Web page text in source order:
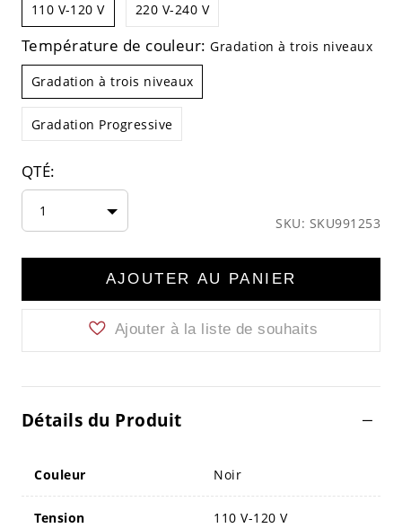
110 V-120 V 220 V-240 V
Température de couleur:Gradation à trois niveaux
Gradation à trois niveaux
Gradation Progressive
QTÉ:
1
SKU: SKU991253
AJOUTER AU PANIER
Ajouter à la liste de souhaits
Détails du Produit
Couleur Noir
Tension 110 V-120 V